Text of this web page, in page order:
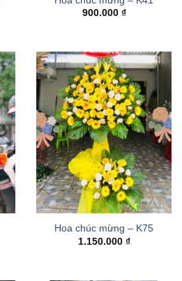
900.000 ₫
Hoa chúc mừng – K75
1.150.000 ₫